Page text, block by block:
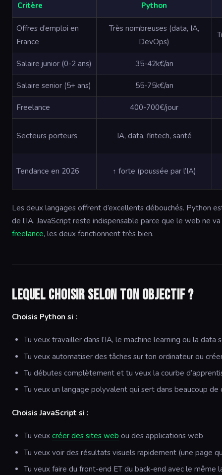
Critère Python
Offres d’emploi en
France
Très nombreuses (data, IA,
DevOps)
Salaire junior (0-2 ans) 35-42k€/an
Salaire senior (5+ ans) 55-75k€/an
Freelance 400-700€/jour
Secteurs porteurs IA, data, fintech, santé
Tendance en 2026 ↑ forte (poussée par l’IA)
Les deux langages offrent d’excellents débouchés. Python
de l’IA. JavaScript reste indispensable parce que le web ne
freelance, les deux fonctionnent très bien.
Lequel choisir selon ton objectif ?
Choisis Python si :
Tu veux travailler dans l’IA, le machine learning ou la data
Tu veux automatiser des tâches sur ton ordinateur ou
Tu débutes complètement et tu veux la courbe
Tu veux un langage polyvalent qui sert dans beaucoup
Choisis JavaScript si :
Tu veux créer des sites web ou des applications web
Tu veux voir des résultats visuels rapidement (une page
Tu veux faire du front-end ET du back-end avec le même